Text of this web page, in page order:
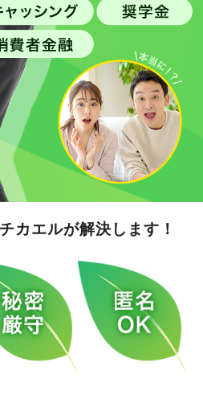
カエルが解決します！